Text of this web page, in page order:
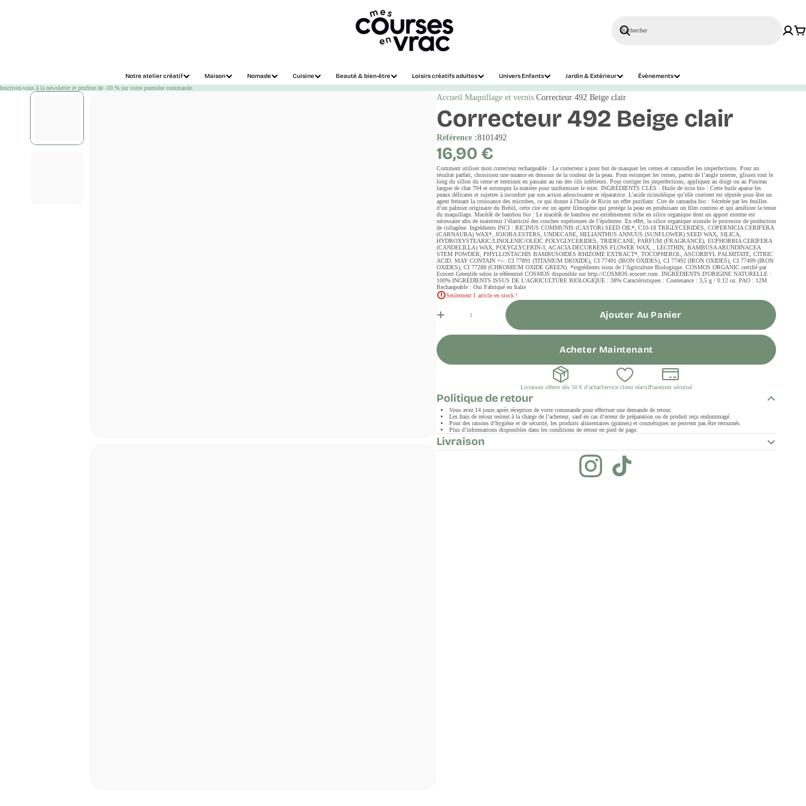
Notre atelier créatif Maison Nomade Cuisine Beauté & bien-être Loisirs créatifs adultes Univers Enfants Jardin & Extérieur Évènements
Rechercher
Inscrivez-vous à la newsletter et profitez de -10 % sur votre première commande.
Accueil Maquillage et vernis Correcteur 492 Beige clair
Correcteur 492 Beige clair
Référence :8101492
Prix
régulier
16,90 €
Comment utiliser mon correcteur rechargeable : Le correcteur a pour but de masquer les cernes et camoufler les imperfections. Pour un
résultat parfait, choisissez une nuance en dessous de la couleur de la peau. Pour estomper les cernes, partez de l’angle interne, glissez tout le
long du sillon du cerne et terminez en passant au ras des cils inférieurs. Pour corriger les imperfections, appliquez au doigt ou au Pinceau
langue de chat 704 et estompez la matière pour uniformiser le teint. INGRÉDIENTS CLÉS : Huile de ricin bio : Cette huile apaise les
peaux délicates et sujettes à inconfort par son action adoucissante et réparatrice. L'acide ricinoléique qu’elle contient est réputée pour être un
agent freinant la croissance des microbes, ce qui donne à l'huile de Ricin un effet purifiant. Cire de carnauba bio : Sécrétée par les feuilles
d’un palmier originaire du Brésil, cette cire est un agent filmogène qui protège la peau en produisant un film continu et qui améliore la tenue
du maquillage. Macérât de bambou bio : Le macérât de bambou est extrêmement riche en silice organique dont un apport externe est
nécessaire afin de maintenir l’élasticité des couches supérieures de l’épiderme. En effet, la silice organique stimule le processus de production
de collagène. Ingrédients INCI : RICINUS COMMUNIS (CASTOR) SEED OIL*, C10-18 TRIGLYCERIDES, COPERNICIA CERIFERA
(CARNAUBA) WAX*, JOJOBA ESTERS, UNDECANE, HELIANTHUS ANNUUS (SUNFLOWER) SEED WAX, SILICA,
HYDROXYSTEARIC/LINOLENIC/OLEIC POLYGLYCERIDES, TRIDECANE, PARFUM (FRAGRANCE), EUPHORBIA CERIFERA
(CANDELILLA) WAX, POLYGLYCERIN-3, ACACIA DECURRENS FLOWER WAX, , LECITHIN, BAMBUSA ARUNDINACEA
STEM POWDER, PHYLLOSTACHIS BAMBUSOIDES RHIZOME EXTRACT*, TOCOPHEROL, ASCORBYL PALMITATE, CITRIC
ACID. MAY CONTAIN +/-: CI 77891 (TITANIUM DIOXIDE), CI 77491 (IRON OXIDES), CI 77492 (IRON OXIDES), CI 77499 (IRON
OXIDES), CI 77288 (CHROMIUM OXIDE GREEN). *ingrédients issus de l’Agriculture Biologique. COSMOS ORGANIC certifié par
Ecocert Greenlife selon le référentiel COSMOS disponible sur http://COSMOS.ecocert.com. INGRÉDIENTS D'ORIGINE NATURELLE :
100% INGRÉDIENTS ISSUS DE L'AGRICULTURE BIOLOGIQUE : 38% Caractéristiques : Contenance : 3,5 g / 0.12 oz. PAO : 12M
Rechargeable : Oui Fabriqué en Italie
Seulement 1 article en stock !
Ajouter Au Panier
Acheter Maintenant
Livraison offerte dès 50 € d’achatService client réactifPaiement sécurisé
Politique de retour
Vous avez 14 jours après réception de votre commande pour effectuer une demande de retour.
Les frais de retour restent à la charge de l’acheteur, sauf en cas d’erreur de préparation ou de produit reçu endommagé.
Pour des raisons d’hygiène et de sécurité, les produits alimentaires (graines) et cosmétiques ne peuvent pas être retournés.
Plus d’informations disponibles dans les conditions de retour en pied de page.
Livraison